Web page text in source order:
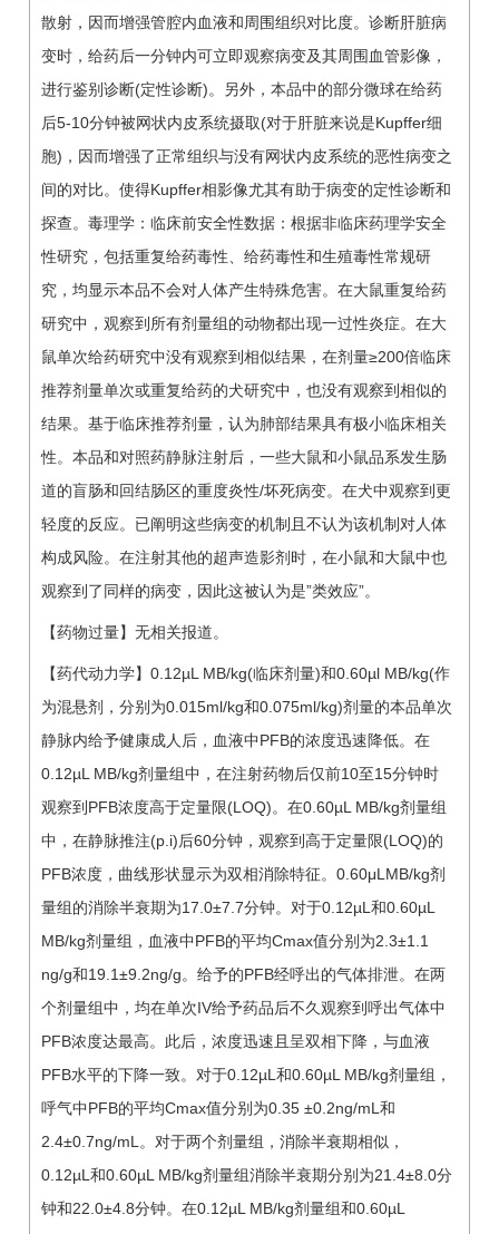
散射，因而增强管腔内血液和周围组织对比度。诊断肝脏病
变时，给药后一分钟内可立即观察病变及其周围血管影像，
进行鉴别诊断(定性诊断)。另外，本品中的部分微球在给药
后5-10分钟被网状内皮系统摄取(对于肝脏来说是Kupffer细
胞)，因而增强了正常组织与没有网状内皮系统的恶性病变之
间的对比。使得Kupffer相影像尤其有助于病变的定性诊断和
探查。毒理学：临床前安全性数据：根据非临床药理学安全
性研究，包括重复给药毒性、给药毒性和生殖毒性常规研
究，均显示本品不会对人体产生特殊危害。在大鼠重复给药
研究中，观察到所有剂量组的动物都出现一过性炎症。在大
鼠单次给药研究中没有观察到相似结果，在剂量≥200倍临床
推荐剂量单次或重复给药的犬研究中，也没有观察到相似的
结果。基于临床推荐剂量，认为肺部结果具有极小临床相关
性。本品和对照药静脉注射后，一些大鼠和小鼠品系发生肠
道的盲肠和回结肠区的重度炎性/坏死病变。在犬中观察到更
轻度的反应。已阐明这些病变的机制且不认为该机制对人体
构成风险。在注射其他的超声造影剂时，在小鼠和大鼠中也
观察到了同样的病变，因此这被认为是”类效应”。
【药物过量】无相关报道。
【药代动力学】0.12µL MB/kg(临床剂量)和0.60µl MB/kg(作
为混悬剂，分别为0.015ml/kg和0.075ml/kg)剂量的本品单次
静脉内给予健康成人后，血液中PFB的浓度迅速降低。在
0.12µL MB/kg剂量组中，在注射药物后仅前10至15分钟时
观察到PFB浓度高于定量限(LOQ)。在0.60µL MB/kg剂量组
中，在静脉推注(p.i)后60分钟，观察到高于定量限(LOQ)的
PFB浓度，曲线形状显示为双相消除特征。0.60μLMB/kg剂
量组的消除半衰期为17.0±7.7分钟。对于0.12µL和0.60µL
MB/kg剂量组，血液中PFB的平均Cmax值分别为2.3±1.1
ng/g和19.1±9.2ng/g。给予的PFB经呼出的气体排泄。在两
个剂量组中，均在单次IV给予药品后不久观察到呼出气体中
PFB浓度达最高。此后，浓度迅速且呈双相下降，与血液
PFB水平的下降一致。对于0.12µL和0.60µL MB/kg剂量组，
呼气中PFB的平均Cmax值分别为0.35 ±0.2ng/mL和
2.4±0.7ng/mL。对于两个剂量组，消除半衰期相似，
0.12µL和0.60µL MB/kg剂量组消除半衰期分别为21.4±8.0分
钟和22.0±4.8分钟。在0.12µL MB/kg剂量组和0.60µL